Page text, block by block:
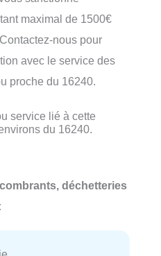
maximal de 1500€
nous pour
avec le service des
proche du 16240.
service lié à cette
du 16240.
déchetteries